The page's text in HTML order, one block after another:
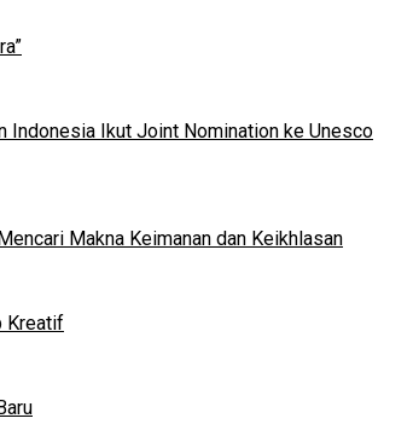
Indonesia Ikut Joint Nomination ke Unesco
Makna Keimanan dan Keikhlasan
Kreatif